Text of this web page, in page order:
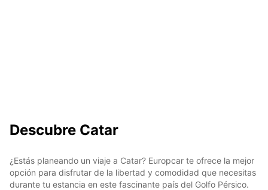
Descubre Catar
¿Estás planeando un viaje a Catar? Europcar te ofrece la mejor
opción para disfrutar de la libertad y comodidad que necesitas
durante tu estancia en este fascinante país del Golfo Pérsico.